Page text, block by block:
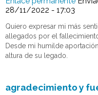
28/11/2022 - 17:03
Quiero expresar mi más
allegados por el
Desde mi humilde
altura de su legado.
agradecimiento y